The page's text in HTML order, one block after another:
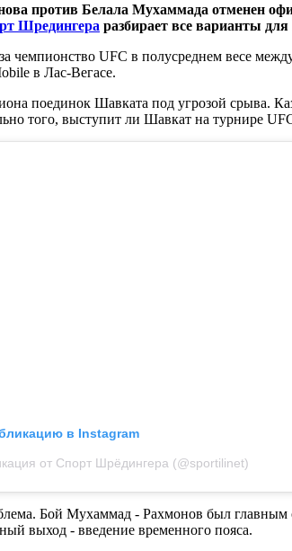
против Белала Мухаммада отменен
Шредингера разбирает все варианты
чемпионство UFC в полусреднем весе
в Лас-Вегасе.
поединок Шавката под угрозой срыва.
того, выступит ли Шавкат на турнире
в Instagram
от Спорт Шрёдингера (@sportilinet)
Бой Мухаммад - Рахмонов был главным
выход - введение временного пояса.